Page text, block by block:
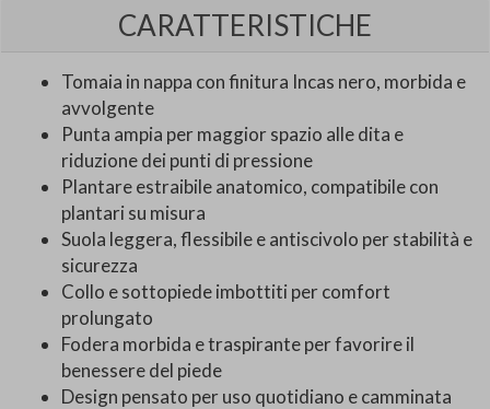
CARATTERISTICHE
Tomaia in nappa con finitura Incas nero, morbida e
avvolgente
Punta ampia per maggior spazio alle dita e
riduzione dei punti di pressione
Plantare estraibile anatomico, compatibile con
plantari su misura
Suola leggera, flessibile e antiscivolo per stabilità e
sicurezza
Collo e sottopiede imbottiti per comfort
prolungato
Fodera morbida e traspirante per favorire il
benessere del piede
Design pensato per uso quotidiano e camminata